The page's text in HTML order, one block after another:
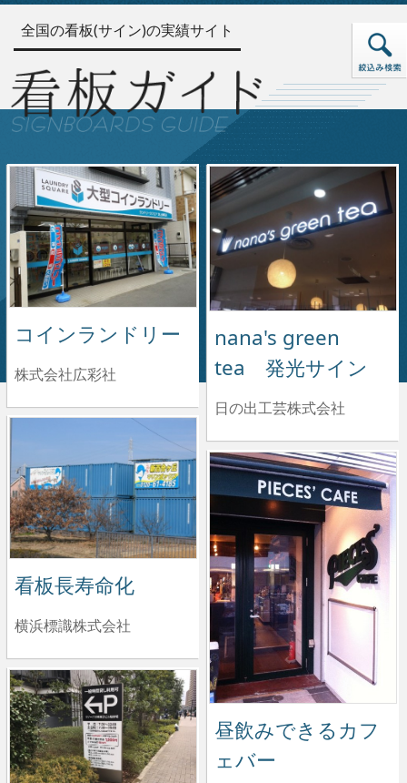
全国の看板(サイン)の実績サイト
コインランドリー
株式会社広彩社
nana's green
tea 発光サイン
日の出工芸株式会社
看板長寿命化
横浜標識株式会社
昼飲みできるカフ
ェバー